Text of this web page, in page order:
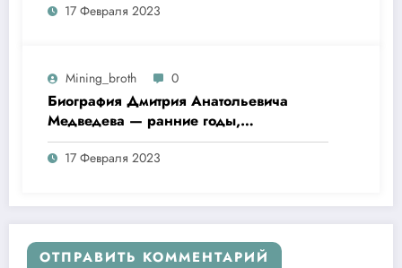
17 Февраля 2023
Mining_broth 0
Биография Дмитрия Анатольевича
Медведева — ранние годы,
политическая карьера и достижения
17 Февраля 2023
ОТПРАВИТЬ КОММЕНТАРИЙ